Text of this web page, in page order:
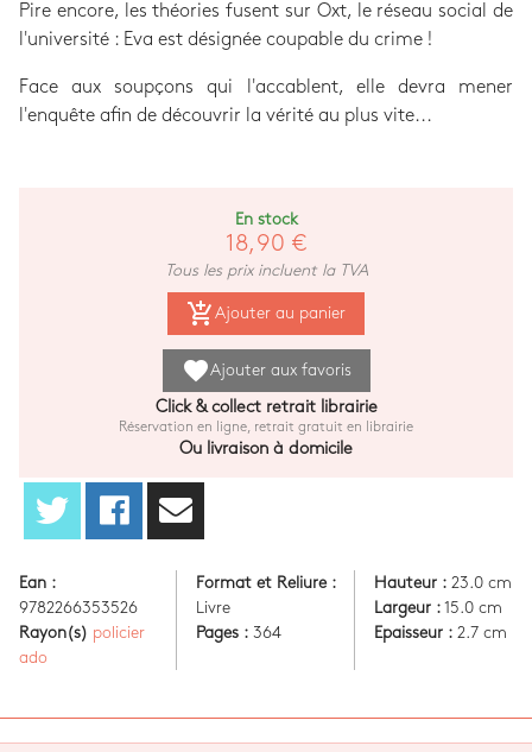
Pire encore, les théories fusent sur Oxt, le réseau social de
l'université : Eva est désignée coupable du crime !
Face aux soupçons qui l'accablent, elle devra mener
l'enquête afin de découvrir la vérité au plus vite...
En stock
18,90 €
Tous les prix incluent la TVA
add_shopping_cart Ajouter au panier
favoriteAjouter aux favoris
Click & collect retrait librairie
Réservation en ligne, retrait gratuit en librairie
Ou livraison à domicile
Ean :
9782266353526
Rayon(s) policier
ado
Format et Reliure :
Livre
Pages : 364
Hauteur :23.0 cm
Largeur :15.0 cm
Epaisseur :2.7 cm